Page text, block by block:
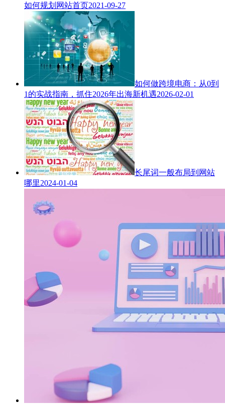
如何规划网站首页2021-09-27
如何做跨境电商：从0到
1的实战指南，抓住2026年出海新机遇2026-02-01
长尾词一般布局到网站
哪里2024-01-04